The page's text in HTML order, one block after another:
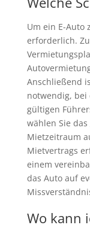
Um ein E-Auto
erforderlich.
Anschließend
notwendig, bei
gültigen
wählen Sie
Mietzeitraum
Mietvertrags
einem
das Auto auf
Wo kann